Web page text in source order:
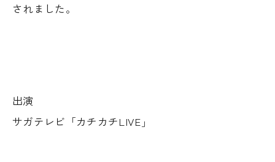
されました。
出演
サガテレビ「カチカチLIVE」